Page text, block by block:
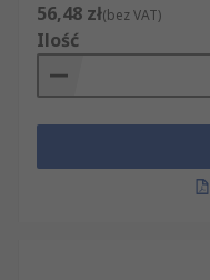
56,48 zł(bez VAT)
Ilość